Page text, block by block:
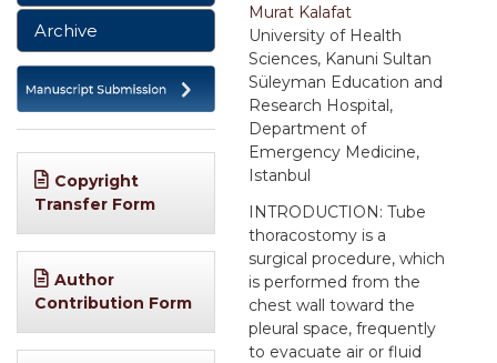
Archive
Copyright
Transfer Form
Author
Contribution Form
Murat Kalafat
University of Health
Sciences, Kanuni Sultan
Süleyman Education and
Research Hospital,
Department of
Emergency Medicine,
Istanbul
INTRODUCTION: Tube
thoracostomy is a
surgical procedure, which
is performed from the
chest wall toward the
pleural space, frequently
to evacuate air or fluid